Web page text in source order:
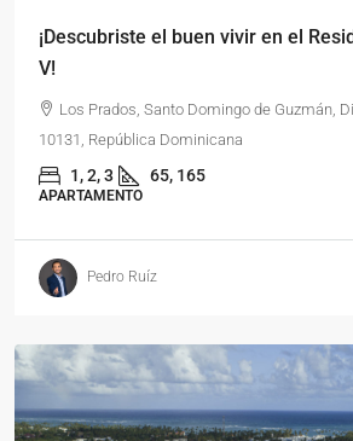
¡Descubriste el buen vivir en el
V!
Los Prados, Santo Domingo de Guzmán,
10131, República Dominicana
1, 2, 3 65, 165
APARTAMENTO
Pedro Ruíz